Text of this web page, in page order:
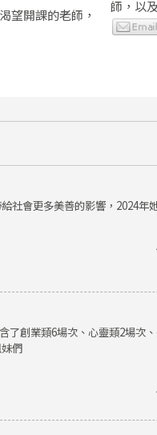
望開課的老師，
師，以
社會更多美善的影響，2024年
了創業類6場次、心靈類2場次
們